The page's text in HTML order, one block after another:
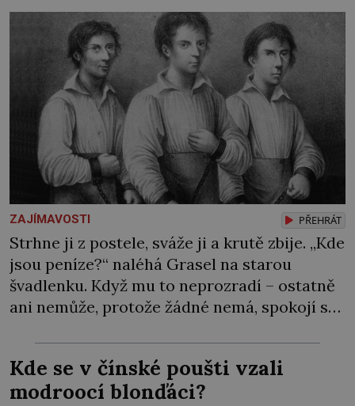
[…]
ZAJÍMAVOSTI PŘEHRÁT
Strhne ji z postele, sváže ji a krutě zbije. „Kde
jsou peníze?“ naléhá Grasel na starou
švadlenku. Když mu to neprozradí – ostatně
ani nemůže, protože žádné nemá, spokojí se
Zraněná žena pár dní nato umírá. Je to muž
nebývale krutý. Jeho činy budí hrůzu ještě
dlouho po jeho smrti […]
Kde se v čínské poušti vzali
modroocí blonďáci?